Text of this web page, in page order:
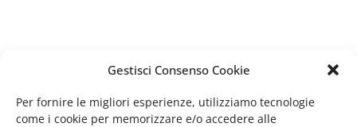
Gestisci Consenso Cookie
Per fornire le migliori esperienze, utilizziamo tecnologie
come i cookie per memorizzare e/o accedere alle